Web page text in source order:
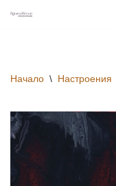
съдържанието
Начало \ Настроения